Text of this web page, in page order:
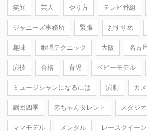
笑顔 芸人 やり方 テレビ番組
ジャニーズ事務所 緊張 おすすめ
趣味 歌唱テクニック 大阪 名古
演技 合格 育児 ベビーモデル
ミュージシャンになるには 演劇 カ
劇団四季 赤ちゃんタレント スタジオ
ママモデル メンタル レースクイーン